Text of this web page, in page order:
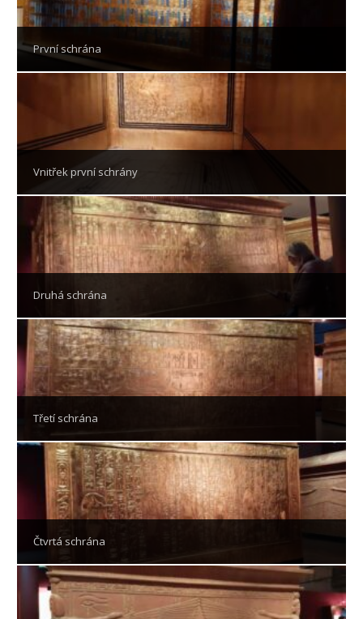
První schrána
Vnitřek první schrány
Druhá schrána
Třetí schrána
Čtvrtá schrána